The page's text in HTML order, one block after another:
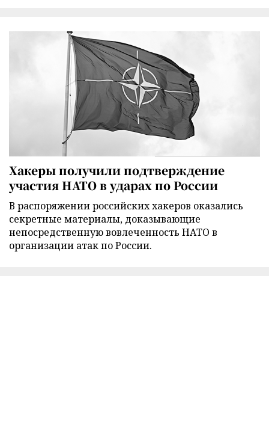
Хакеры получили подтверждение
участия НАТО в ударах по России
В распоряжении российских хакеров оказались
секретные материалы, доказывающие
непосредственную вовлеченность НАТО в
организации атак по России.